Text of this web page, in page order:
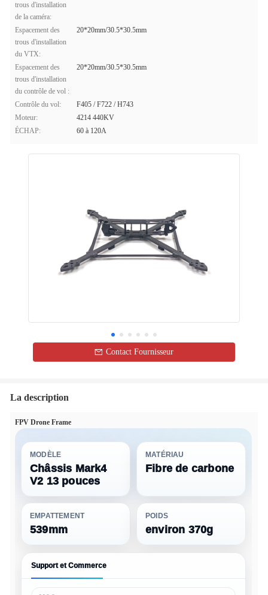
trous d'installation
de la caméra:
Espacement des
trous d'installation
du VTX:
20*20mm/30.5*30.5mm
Espacement des
trous d'installation
du contrôle de vol :
20*20mm/30.5*30.5mm
Contrôle du vol:
F405 / F722 / H743
Moteur:
4214 440KV
ÉCHAP:
60 à 120A
Contact Fournisseur
La description
FPV Drone Frame
MODÈLE
Châssis Mark4
V2 13 pouces
MATÉRIAU
Fibre de carbone
EMPATTEMENT
539mm
POIDS
environ 370g
Support et Commerce